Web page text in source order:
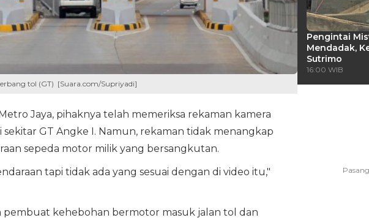
tol (GT) [Suara.com/Supriyadi]
Jaya, pihaknya telah memeriksa rekaman kamera
sekitar GT Angke I. Namun, rekaman tidak menangkap
sepeda motor milik yang bersangkutan.
tapi tidak ada yang sesuai dengan di video itu,"
pembuat kehebohan bermotor masuk jalan tol dan
Pengintai
Mendadak,
Sutrimo
16:00 WIB